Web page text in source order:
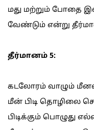
மது மற்றும் போதை
வேண்டும் என்று
தீர்மானம் 5:
கடலோரம் வாழும்
மீன் பிடி தொழிலை
பிடிக்கும் பொழுது